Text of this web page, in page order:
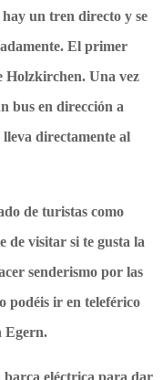
un tren directo y se
El primer
Holzkirchen. Una vez
bus en dirección a
directamente al
de turistas como
de visitar si te gusta la
senderismo por las
podéis ir en teleférico
Egern.